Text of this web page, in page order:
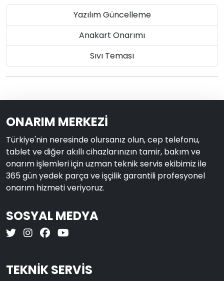
Yazılım Güncelleme
Anakart Onarımı
Sıvı Teması
ONARIM MERKEZİ
Türkiye'nin neresinde olursanız olun, cep telefonu,
tablet ve diğer akıllı cihazlarınızın tamir, bakım ve
onarım işlemleri için uzman teknik servis ekibimiz ile
365 gün yedek parça ve işçilik garantili profesyonel
onarım hizmeti veriyoruz.
SOSYAL MEDYA
TEKNİK SERVİS